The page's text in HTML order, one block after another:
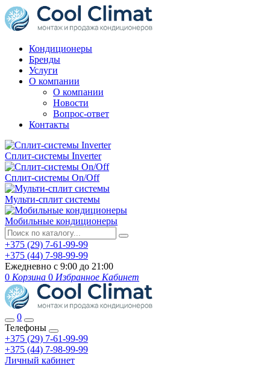
Кондиционеры
Бренды
Услуги
О компании
О компании
Новости
Вопрос-ответ
Контакты
Сплит-системы Inverter
Сплит-системы On/Off
Мульти-сплит системы
Мобильные кондиционеры
+375 (29) 7-61-99-99
+375 (44) 7-98-99-99
Ежедневно с 9:00 до 21:00
0 Корзина 0 Избранное Кабинет
0
Телефоны
+375 (29) 7-61-99-99
+375 (44) 7-98-99-99
Личный кабинет